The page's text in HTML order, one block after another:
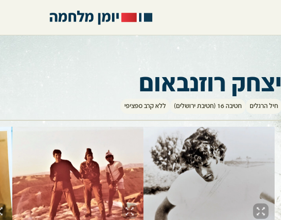
יצחק רוזנבאום
חיל הרגלים חטיבה 16 (חטיבת ירושלים) ללא קרב ספציפי